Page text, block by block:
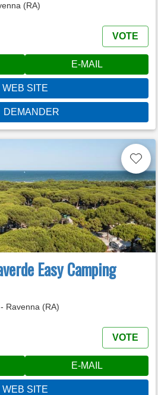
(RA)
VOTE
E-MAIL
WEB SITE
DEMANDER
Easy Camping
Ravenna (RA)
VOTE
E-MAIL
WEB SITE